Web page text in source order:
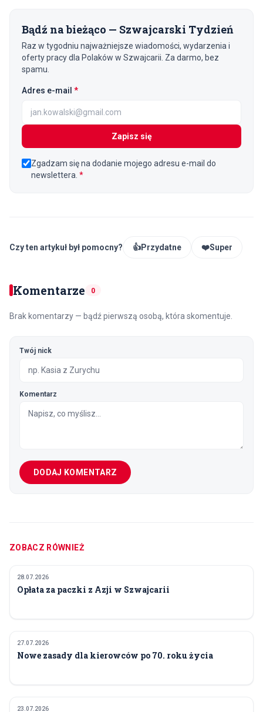
Bądź na bieżąco — Szwajcarski Tydzień
Raz w tygodniu najważniejsze wiadomości, wydarzenia i
oferty pracy dla Polaków w Szwajcarii. Za darmo, bez
spamu.
Adres e-mail *(wymagane)
Zapisz się
Zgadzam się na dodanie mojego adresu e-mail do
newslettera. *
Czy ten artykuł był pomocny? 👍Przydatne ❤️Super
Komentarze 0
Brak komentarzy — bądź pierwszą osobą, która skomentuje.
Twój nick
Komentarz
DODAJ KOMENTARZ
ZOBACZ RÓWNIEŻ
POLITYKA I GOSPODARKA
28.07.2026
Opłata za paczki z Azji w Szwajcarii
POLITYKA I GOSPODARKA
27.07.2026
Nowe zasady dla kierowców po 70. roku życia
23.07.2026